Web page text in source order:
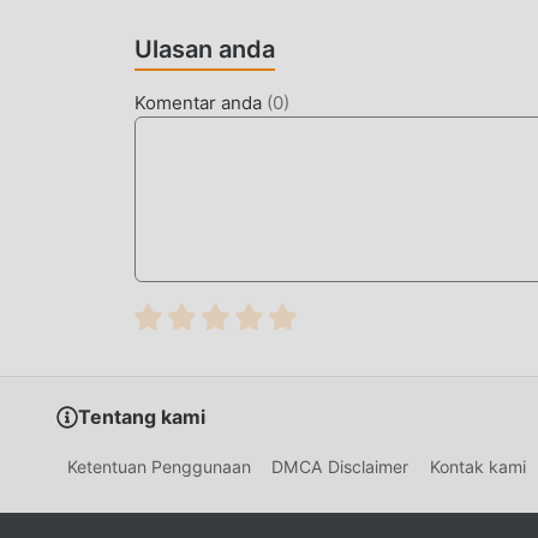
memastikan bahwa semua adventure pecinta
munculnya mod telah menulis ulang situasi
dan mengulangi ""akumulasi"" yang sedikit
menghilangkan proses ini, sehingga
Cukup klik tombol unduh untuk menginstal
DERE Vengeance 4.1 dalam paket instalasi
Ulasan anda
Komentar anda (0)
Tentang kami
Ketentuan Penggunaan DMCA Disclaimer Kontak kami